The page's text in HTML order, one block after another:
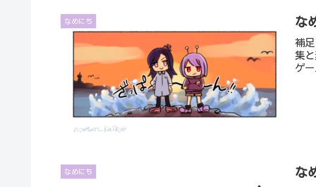
なめにち な
補
集
ゲ
なめにち な